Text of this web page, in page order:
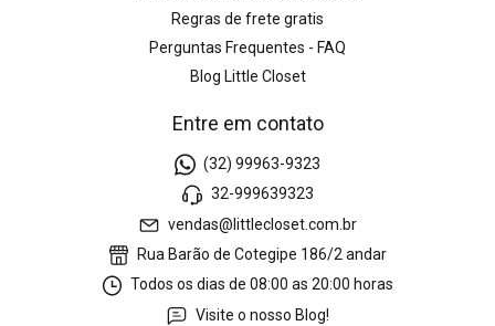
Regras de frete gratis
Perguntas Frequentes - FAQ
Blog Little Closet
Entre em contato
(32) 99963-9323
32-999639323
vendas@littlecloset.com.br
Rua Barão de Cotegipe 186/2 andar
Todos os dias de 08:00 as 20:00 horas
Visite o nosso Blog!